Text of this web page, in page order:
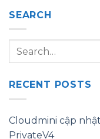
SEARCH
RECENT POSTS
Cloudmini cập
PrivateV4